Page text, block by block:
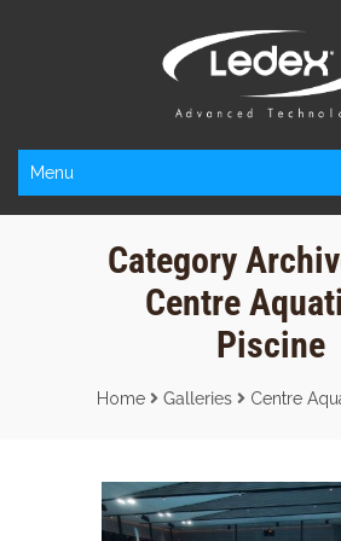
Menu
Category
Centre
Piscine
Home Galleries Centre
RÉALISATION PISCINE À
SOURCEANE (59)